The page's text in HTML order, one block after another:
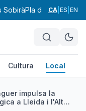
SobiràPla d'UrgellPla
CA ES EN
Cultura Local
impulsa la
a Lleida i l'Alt